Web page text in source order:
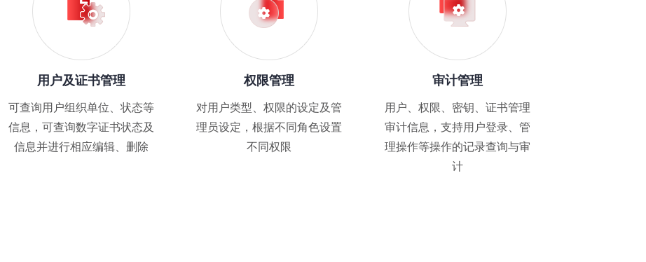
用户及证书管理
可查询用户组织单位、状态等
信息，可查询数字证书状态及
信息并进行相应编辑、删除
权限管理
对用户类型、权限的设定及管
理员设定，根据不同角色设置
不同权限
审计管理
用户、权限、密钥、证书管理
审计信息，支持用户登录、管
理操作等操作的记录查询与审
计